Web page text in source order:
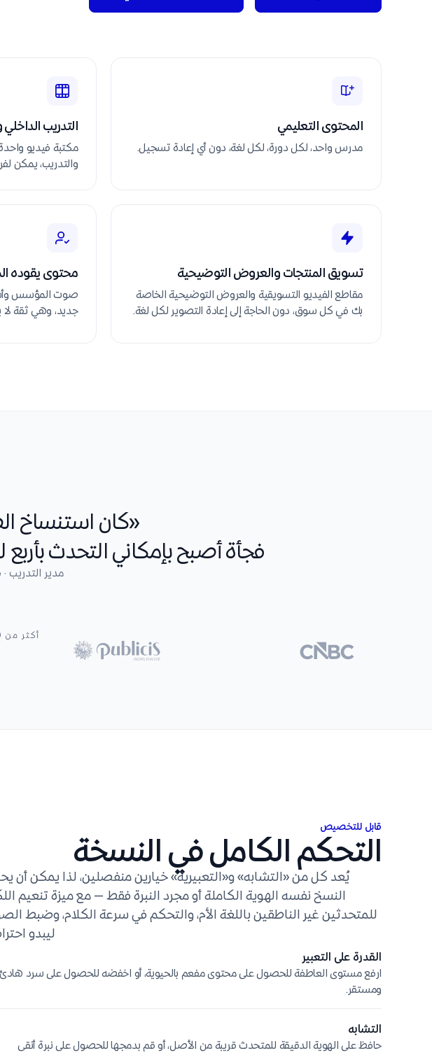
المحتوى التعليمي
مدرس واحد، لكل دورة، لكل لغة، دون أي إعادة تسجيل.
التدريب
مكتبة فيديو
والتدريب، يمكن
تسويق المنتجات والعروض التوضيحية
مقاطع الفيديو التسويقية والعروض التوضيحية الخاصة
بك في كل سوق، دون الحاجة إلى إعادة التصوير لكل لغة.
محتوى يقوده
صوت المؤسس
جديد، وهي ثقة لا
«كان استنساخ
فجأة أصبح بإمكاني التحدث
مدير التدريب · فريق يضم
أكثر من 4,000,000 مستخدم راضٍ
قابل للتخصيص
التحكم الكامل في النسخة
يُعد كل من «التشابه» و«التعبيرية» خيارين منفصلين، لذا يمكن أن
النسخ نفسه الهوية الكاملة أو مجرد النبرة فقط — مع ميزة تنعيم
للمتحدثين غير الناطقين باللغة الأم، والتحكم في سرعة الكلام، وضبط
ليبدو
القدرة على التعبير
ارفع مستوى العاطفة للحصول على محتوى مفعم بالحيوية، أو اخفضه للحصول على سرد هادئ
ومستقر.
التشابه
حافظ على الهوية الدقيقة للمتحدث قريبة من الأصل، أو قم بدمجها للحصول على نبرة أنقى